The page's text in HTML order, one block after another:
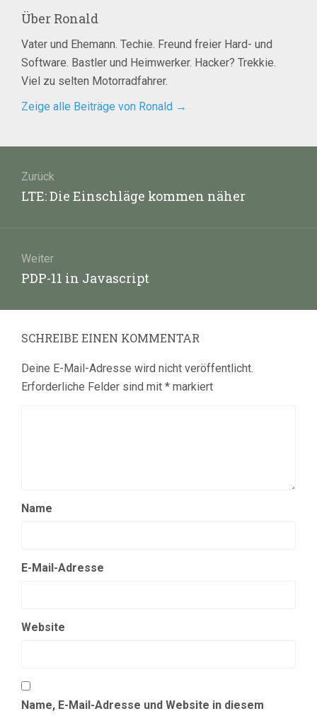
Über Ronald
Vater und Ehemann. Techie. Freund freier Hard- und
Software. Bastler und Heimwerker. Hacker? Trekkie.
Viel zu selten Motorradfahrer.
Zeige alle Beiträge von Ronald →
Zurück
Vorheriger
LTE: Die Einschläge kommen näher
Weiter
Nächster
PDP-11 in Javascript
SCHREIBE EINEN KOMMENTAR
Deine E-Mail-Adresse wird nicht veröffentlicht.
Erforderliche Felder sind mit * markiert
Name
E-Mail-Adresse
Website
Name, E-Mail-Adresse und Website in diesem